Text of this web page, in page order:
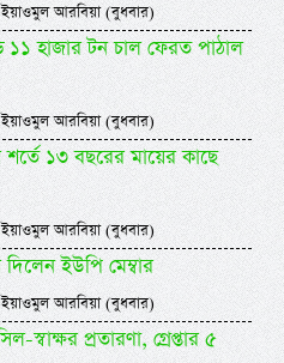
আরবিয়া (বুধবার)
১১ হাজার টন চাল ফেরত পাঠাল
আরবিয়া (বুধবার)
১৩ বছরের মায়ের কাছে
আরবিয়া (বুধবার)
ইউপি মেম্বার
আরবিয়া (বুধবার)
স্বাক্ষর প্রতারণা, গ্রেপ্তার ৫